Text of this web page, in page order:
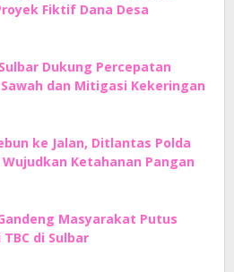
Fiktif Dana Desa
Dukung Percepatan
dan Mitigasi Kekeringan
ke Jalan, Ditlantas Polda
Wujudkan Ketahanan Pangan
Masyarakat Putus
di Sulbar